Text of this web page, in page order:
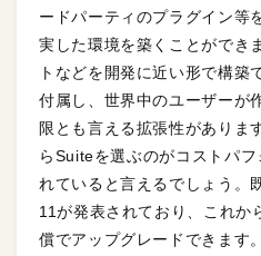
ードパーティのプラグイン等
実した環境を築くことができ
トなどを開発に近い形で構
付属し、世界中のユーザーが
限とも言える拡張性がありま
らSuiteを選ぶのがコストパ
れていると言えるでしょう。
11が発表されており、これ
償でアップグレードできます。